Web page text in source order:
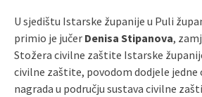
U sjedištu Istarske županije u Puli
primio je jučer Denisa Stipanova,
Stožera civilne zaštite Istarske
civilne zaštite, povodom dodjele jedne
nagrada u području sustava civilne